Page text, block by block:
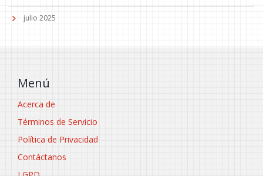
julio 2025
Menú
Acerca de
Términos de Servicio
Política de Privacidad
Contáctanos